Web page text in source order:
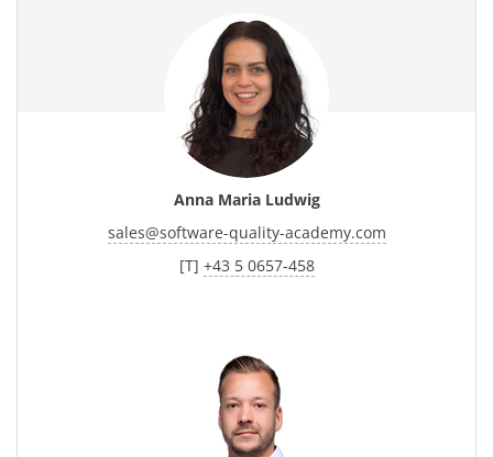
Anna Maria Ludwig
sales@software-quality-academy.com
[T] +43 5 0657-458